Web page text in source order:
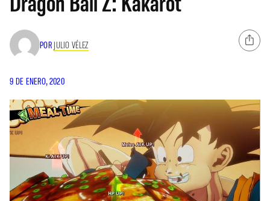
POR JULIO VÉLEZ
9 DE ENERO, 2020